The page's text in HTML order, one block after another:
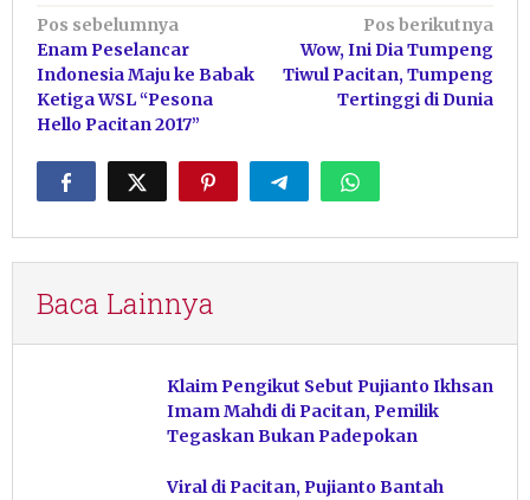
Navigasi
pos
Pos sebelumnya
Enam Peselancar
Indonesia Maju ke Babak
Ketiga WSL “Pesona
Hello Pacitan 2017”
Pos berikutnya
Wow, Ini Dia Tumpeng
Tiwul Pacitan, Tumpeng
Tertinggi di Dunia
Baca Lainnya
Klaim Pengikut Sebut Pujianto Ikhsan
Imam Mahdi di Pacitan, Pemilik
Tegaskan Bukan Padepokan
Viral di Pacitan, Pujianto Bantah